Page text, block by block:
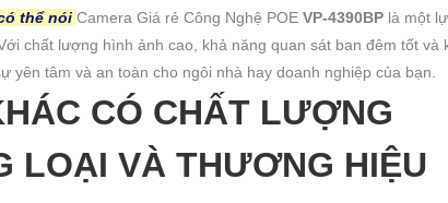
thể nói Camera Giá rẻ Công Nghệ POE VP-4390BP là một
chất lượng hình ảnh cao, khả năng quan sát ban đêm tốt và
yên tâm và an toàn cho ngôi nhà hay doanh nghiệp của bạn.
CÓ CHẤT LƯỢNG
LOẠI VÀ THƯƠNG HIỆU